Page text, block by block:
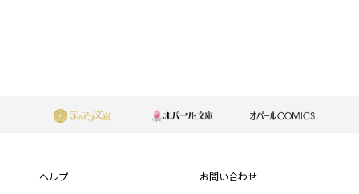
ヘルプ お問い合わせ